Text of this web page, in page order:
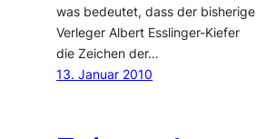
was bedeutet, dass der bisherige
Verleger Albert Esslinger-Kiefer
die Zeichen der…
13. Januar 2010